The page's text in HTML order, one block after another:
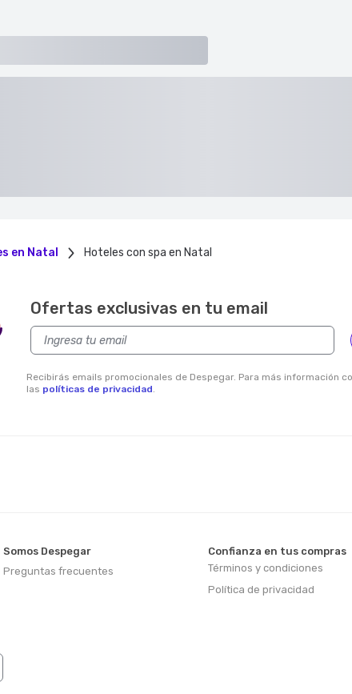
en Natal Hoteles con spa en Natal
Ofertas exclusivas en tu email
Recibirás emails promocionales de Despegar. Para más información
las políticas de privacidad.
Somos Despegar
Preguntas frecuentes
Confianza en tus compras
Términos y condiciones
Política de privacidad